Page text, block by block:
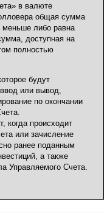
в валюте
общая сумма
меньше либо равна
доступная на
полностью
будут
или вывод,
по окончании
когда происходит
или зачисление
ранее поданным
а также
Управляемого Счета.